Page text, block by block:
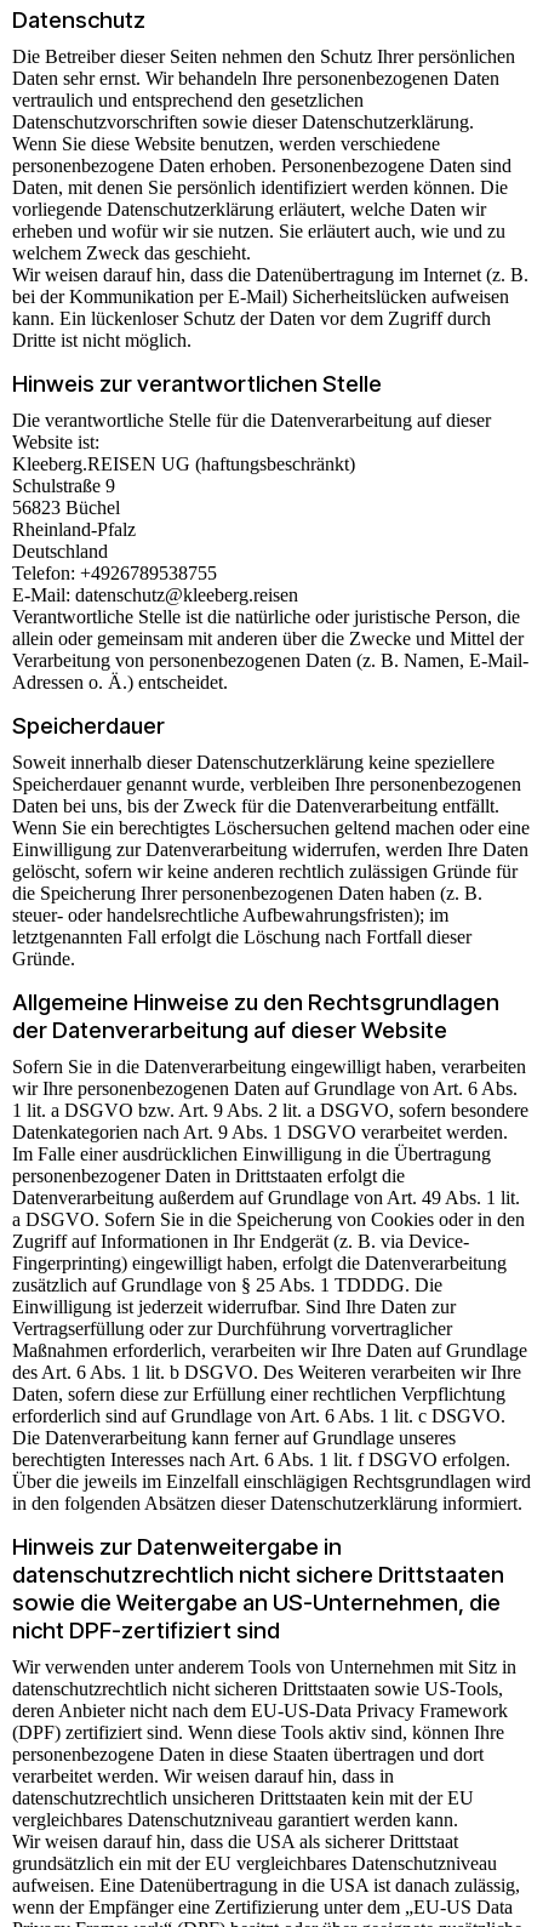
Datenschutz
Die Betreiber dieser Seiten nehmen den Schutz Ihrer persönlichen
Daten sehr ernst. Wir behandeln Ihre personenbezogenen Daten
vertraulich und entsprechend den gesetzlichen
Datenschutzvorschriften sowie dieser Datenschutzerklärung.
Wenn Sie diese Website benutzen, werden verschiedene
personenbezogene Daten erhoben. Personenbezogene Daten sind
Daten, mit denen Sie persönlich identifiziert werden können. Die
vorliegende Datenschutzerklärung erläutert, welche Daten wir
erheben und wofür wir sie nutzen. Sie erläutert auch, wie und zu
welchem Zweck das geschieht.
Wir weisen darauf hin, dass die Datenübertragung im Internet (z. B.
bei der Kommunikation per E-Mail) Sicherheitslücken aufweisen
kann. Ein lückenloser Schutz der Daten vor dem Zugriff durch
Dritte ist nicht möglich.
Hinweis zur verantwortlichen Stelle
Die verantwortliche Stelle für die Datenverarbeitung auf dieser
Website ist:
Kleeberg.REISEN UG (haftungsbeschränkt)
Schulstraße 9
56823 Büchel
Rheinland-Pfalz
Deutschland
Telefon: +4926789538755
E-Mail: datenschutz@kleeberg.reisen
Verantwortliche Stelle ist die natürliche oder juristische Person, die
allein oder gemeinsam mit anderen über die Zwecke und Mittel der
Verarbeitung von personenbezogenen Daten (z. B. Namen, E-Mail-
Adressen o. Ä.) entscheidet.
Speicherdauer
Soweit innerhalb dieser Datenschutzerklärung keine speziellere
Speicherdauer genannt wurde, verbleiben Ihre personenbezogenen
Daten bei uns, bis der Zweck für die Datenverarbeitung entfällt.
Wenn Sie ein berechtigtes Löschersuchen geltend machen oder eine
Einwilligung zur Datenverarbeitung widerrufen, werden Ihre Daten
gelöscht, sofern wir keine anderen rechtlich zulässigen Gründe für
die Speicherung Ihrer personenbezogenen Daten haben (z. B.
steuer- oder handelsrechtliche Aufbewahrungsfristen); im
letztgenannten Fall erfolgt die Löschung nach Fortfall dieser
Gründe.
Allgemeine Hinweise zu den Rechtsgrundlagen
der Datenverarbeitung auf dieser Website
Sofern Sie in die Datenverarbeitung eingewilligt haben, verarbeiten
wir Ihre personenbezogenen Daten auf Grundlage von Art. 6 Abs.
1 lit. a DSGVO bzw. Art. 9 Abs. 2 lit. a DSGVO, sofern besondere
Datenkategorien nach Art. 9 Abs. 1 DSGVO verarbeitet werden.
Im Falle einer ausdrücklichen Einwilligung in die Übertragung
personenbezogener Daten in Drittstaaten erfolgt die
Datenverarbeitung außerdem auf Grundlage von Art. 49 Abs. 1 lit.
a DSGVO. Sofern Sie in die Speicherung von Cookies oder in den
Zugriff auf Informationen in Ihr Endgerät (z. B. via Device-
Fingerprinting) eingewilligt haben, erfolgt die Datenverarbeitung
zusätzlich auf Grundlage von § 25 Abs. 1 TDDDG. Die
Einwilligung ist jederzeit widerrufbar. Sind Ihre Daten zur
Vertragserfüllung oder zur Durchführung vorvertraglicher
Maßnahmen erforderlich, verarbeiten wir Ihre Daten auf Grundlage
des Art. 6 Abs. 1 lit. b DSGVO. Des Weiteren verarbeiten wir Ihre
Daten, sofern diese zur Erfüllung einer rechtlichen Verpflichtung
erforderlich sind auf Grundlage von Art. 6 Abs. 1 lit. c DSGVO.
Die Datenverarbeitung kann ferner auf Grundlage unseres
berechtigten Interesses nach Art. 6 Abs. 1 lit. f DSGVO erfolgen.
Über die jeweils im Einzelfall einschlägigen Rechtsgrundlagen wird
in den folgenden Absätzen dieser Datenschutzerklärung informiert.
Hinweis zur Datenweitergabe in
datenschutzrechtlich nicht sichere Drittstaaten
sowie die Weitergabe an US-Unternehmen, die
nicht DPF-zertifiziert sind
Wir verwenden unter anderem Tools von Unternehmen mit Sitz in
datenschutzrechtlich nicht sicheren Drittstaaten sowie US-Tools,
deren Anbieter nicht nach dem EU-US-Data Privacy Framework
(DPF) zertifiziert sind. Wenn diese Tools aktiv sind, können Ihre
personenbezogene Daten in diese Staaten übertragen und dort
verarbeitet werden. Wir weisen darauf hin, dass in
datenschutzrechtlich unsicheren Drittstaaten kein mit der EU
vergleichbares Datenschutzniveau garantiert werden kann.
Wir weisen darauf hin, dass die USA als sicherer Drittstaat
grundsätzlich ein mit der EU vergleichbares Datenschutzniveau
aufweisen. Eine Datenübertragung in die USA ist danach zulässig,
wenn der Empfänger eine Zertifizierung unter dem „EU-US Data